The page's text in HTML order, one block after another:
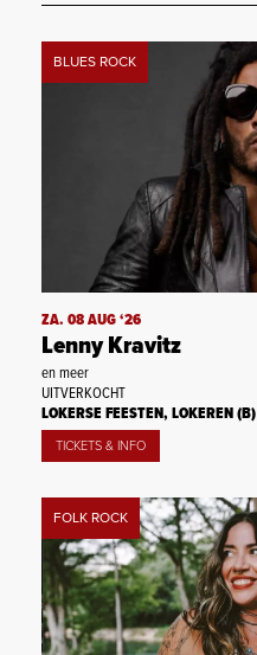
BLUES ROCK
ZA. 08 AUG ‘26
Lenny Kravitz
en meer
UITVERKOCHT
LOKERSE FEESTEN, LOKEREN (B)
TICKETS & INFO
FOLK ROCK